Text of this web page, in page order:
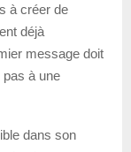
à créer de
déjà
message doit
pas à une
dans son